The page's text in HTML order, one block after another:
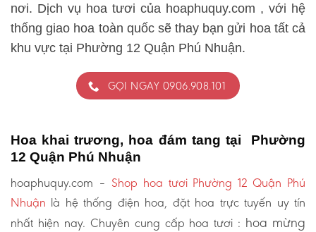
nơi. Dịch vụ hoa tươi của hoaphuquy.com , với hệ
thống giao hoa toàn quốc sẽ thay bạn gửi hoa tất cả
khu vực tại Phường 12 Quận Phú Nhuận.
GỌI NGAY 0906.908.101
Hoa khai trương, hoa đám tang tại Phường
12 Quận Phú Nhuận
hoaphuquy.com – Shop hoa tươi Phường 12 Quận Phú
Nhuận là hệ thống điện hoa, đặt hoa trực tuyến uy tín
nhất hiện nay. Chuyên cung cấp hoa tươi : hoa mừng